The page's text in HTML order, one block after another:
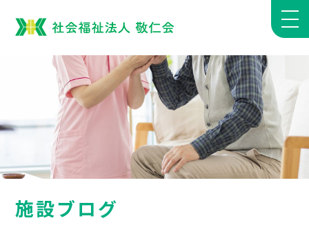
施設ブログ